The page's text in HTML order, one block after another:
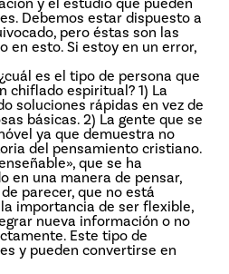
Debemos estar dispuesto a
pero éstas son las
en esto. Si estoy en un error,
es el tipo de persona que
chiflado espiritual? 1) La
soluciones rápidas en vez de
básicas. 2) La gente que se
ya que demuestra no
del pensamiento cristiano.
que se ha
en una manera de pensar,
parecer, que no está
importancia de ser flexible,
nueva información o no
Este tipo de
y pueden convertirse en